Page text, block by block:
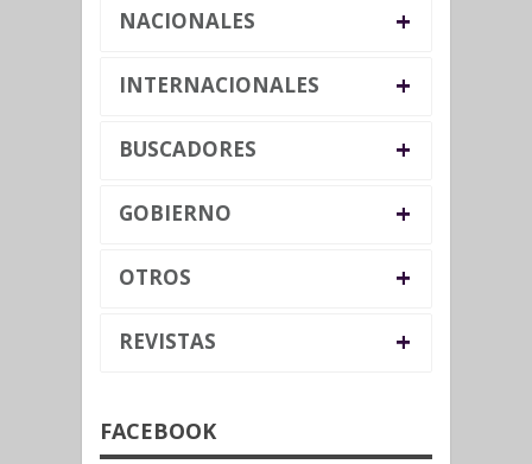
NACIONALES +
INTERNACIONALES +
BUSCADORES +
GOBIERNO +
OTROS +
REVISTAS +
FACEBOOK